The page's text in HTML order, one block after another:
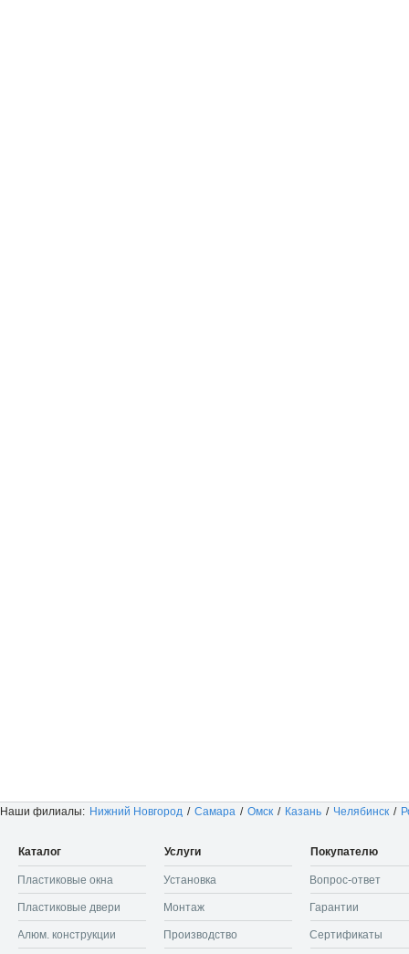
Каталог
Пластиковые окна
Пластиковые двери
Алюм. конструкции
Услуги
Установка
Монтаж
Производство
Покупателю
Вопрос-ответ
Гарантии
Сертификаты
Наши филиалы: Нижний Новгород / Самара / Омск / Казань / Челябинск /